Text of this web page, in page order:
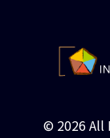
© 2026 All